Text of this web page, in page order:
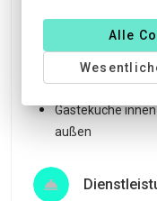
Trockenraum
WiFi in einigen
Küche in den
Gästeküche
außen
Alle